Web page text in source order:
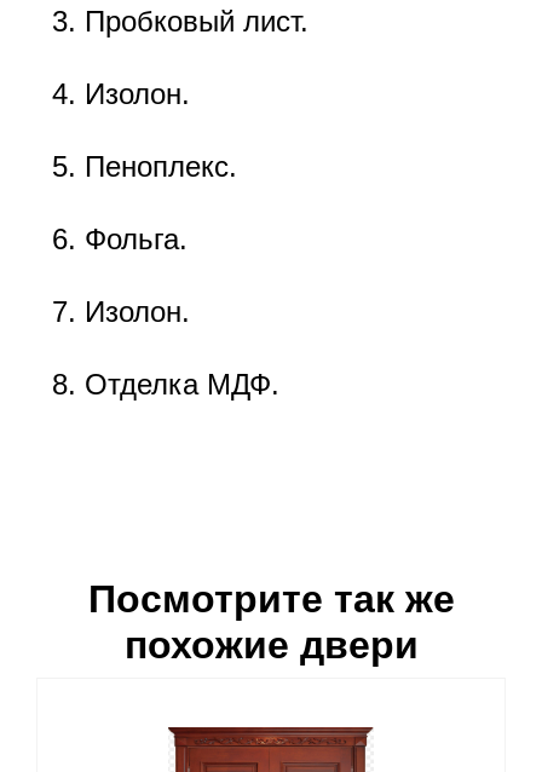
Пробковый лист.
Изолон.
Пеноплекс.
Фольга.
Изолон.
Отделка МДФ.
Посмотрите так же
похожие двери